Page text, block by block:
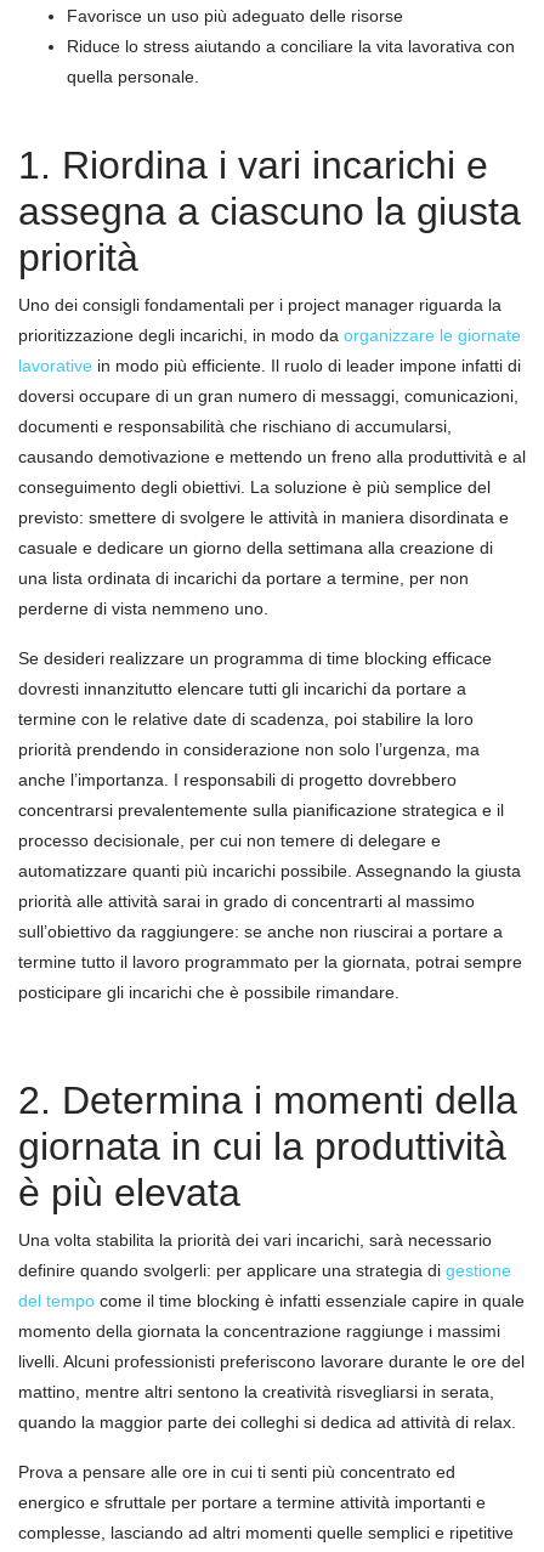
Favorisce un uso più adeguato delle risorse
Riduce lo stress aiutando a conciliare la vita lavorativa con
quella personale.
1. Riordina i vari incarichi e
assegna a ciascuno la giusta
priorità
Uno dei consigli fondamentali per i project manager riguarda la
prioritizzazione degli incarichi, in modo da organizzare le giornate
lavorative in modo più efficiente. Il ruolo di leader impone infatti di
doversi occupare di un gran numero di messaggi, comunicazioni,
documenti e responsabilità che rischiano di accumularsi,
causando demotivazione e mettendo un freno alla produttività e al
conseguimento degli obiettivi. La soluzione è più semplice del
previsto: smettere di svolgere le attività in maniera disordinata e
casuale e dedicare un giorno della settimana alla creazione di
una lista ordinata di incarichi da portare a termine, per non
perderne di vista nemmeno uno.
Se desideri realizzare un programma di time blocking efficace
dovresti innanzitutto elencare tutti gli incarichi da portare a
termine con le relative date di scadenza, poi stabilire la loro
priorità prendendo in considerazione non solo l’urgenza, ma
anche l’importanza. I responsabili di progetto dovrebbero
concentrarsi prevalentemente sulla pianificazione strategica e il
processo decisionale, per cui non temere di delegare e
automatizzare quanti più incarichi possibile. Assegnando la giusta
priorità alle attività sarai in grado di concentrarti al massimo
sull’obiettivo da raggiungere: se anche non riuscirai a portare a
termine tutto il lavoro programmato per la giornata, potrai sempre
posticipare gli incarichi che è possibile rimandare.
2. Determina i momenti della
giornata in cui la produttività
è più elevata
Una volta stabilita la priorità dei vari incarichi, sarà necessario
definire quando svolgerli: per applicare una strategia di gestione
del tempo come il time blocking è infatti essenziale capire in quale
momento della giornata la concentrazione raggiunge i massimi
livelli. Alcuni professionisti preferiscono lavorare durante le ore del
mattino, mentre altri sentono la creatività risvegliarsi in serata,
quando la maggior parte dei colleghi si dedica ad attività di relax.
Prova a pensare alle ore in cui ti senti più concentrato ed
energico e sfruttale per portare a termine attività importanti e
complesse, lasciando ad altri momenti quelle semplici e ripetitive